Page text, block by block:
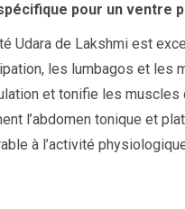
pour un ventre
Udara de Lakshmi est
les lumbagos et les
et tonifie les muscles
l’abdomen tonique et
à l’activité